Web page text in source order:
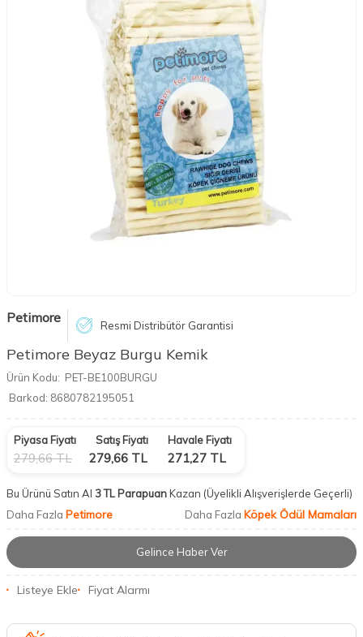
Petimore Resmi Distribütör Garantisi
Petimore Beyaz Burgu Kemik
Ürün Kodu: PET-BE100BURGU
Barkod: 8680782195051
Piyasa Fiyatı
279,66TL
Satış Fiyatı
279,66 TL
Havale Fiyatı
271,27 TL
Bu Ürünü Satın Al 3 TL ParapuanKazan (Üyelikli Alışverişlerde Geçerli)
Daha Fazla Petimore Daha Fazla Köpek Ödül Mamaları
Gelince Haber Ver
Listeye Ekle Fiyat Alarmı